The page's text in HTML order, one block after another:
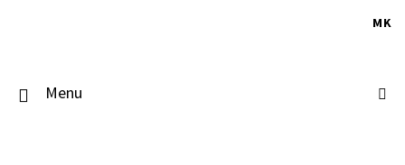
MK
Menu